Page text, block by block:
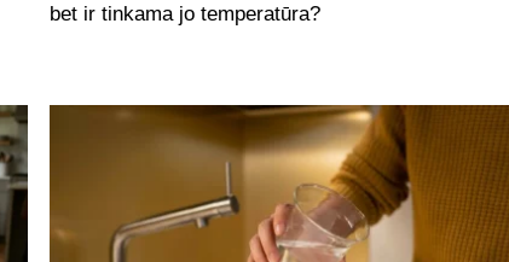
bet ir tinkama jo temperatūra?